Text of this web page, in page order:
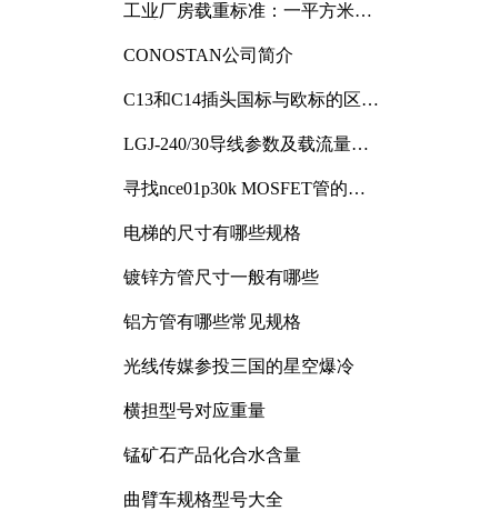
工业厂房载重标准：一平方米能
CONOSTAN公司简介
C13和C14插头国标与欧标的区别
LGJ-240/30导线参数及载流量解
寻找nce01p30k MOSFET管的合
电梯的尺寸有哪些规格
镀锌方管尺寸一般有哪些
铝方管有哪些常见规格
光线传媒参投三国的星空爆冷
横担型号对应重量
锰矿石产品化合水含量
曲臂车规格型号大全